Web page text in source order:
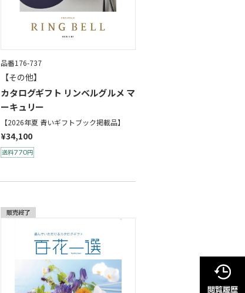
品番176-737
【その他】
カタログギフト リンベルグルメ マ
ーキュリー
【2026年夏 青いギフトブック掲載品】
¥34,100